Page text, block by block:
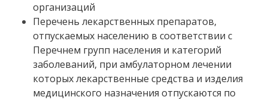
организаций
Перечень лекарственных препаратов,
отпускаемых населению в соответствии с
Перечнем групп населения и категорий
заболеваний, при амбулаторном лечении
которых лекарственные средства и изделия
медицинского назначения отпускаются по